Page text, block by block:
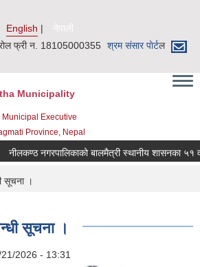
English
नेपाली
फ्री न. 18105000355 श्रम संसार पाेर्टल
Municipality
Municipal Executive
Province, Nepal
नीलकण्ठ नगरपालिकाको बालमैत्री स्थानीय शासनका ५१
सूचना ।
सूचना ।
2026 - 13:31